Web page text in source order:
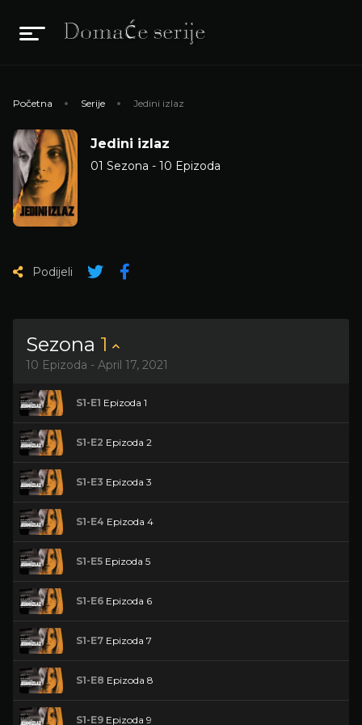
Početna Serije Jedini izlaz
Jedini izlaz
01 Sezona - 10 Epizoda
Podijeli
Sezona 1
10 Epizoda - April 17, 2021
S1-E1 Epizoda 1
S1-E2 Epizoda 2
S1-E3 Epizoda 3
S1-E4 Epizoda 4
S1-E5 Epizoda 5
S1-E6 Epizoda 6
S1-E7 Epizoda 7
S1-E8 Epizoda 8
S1-E9 Epizoda 9